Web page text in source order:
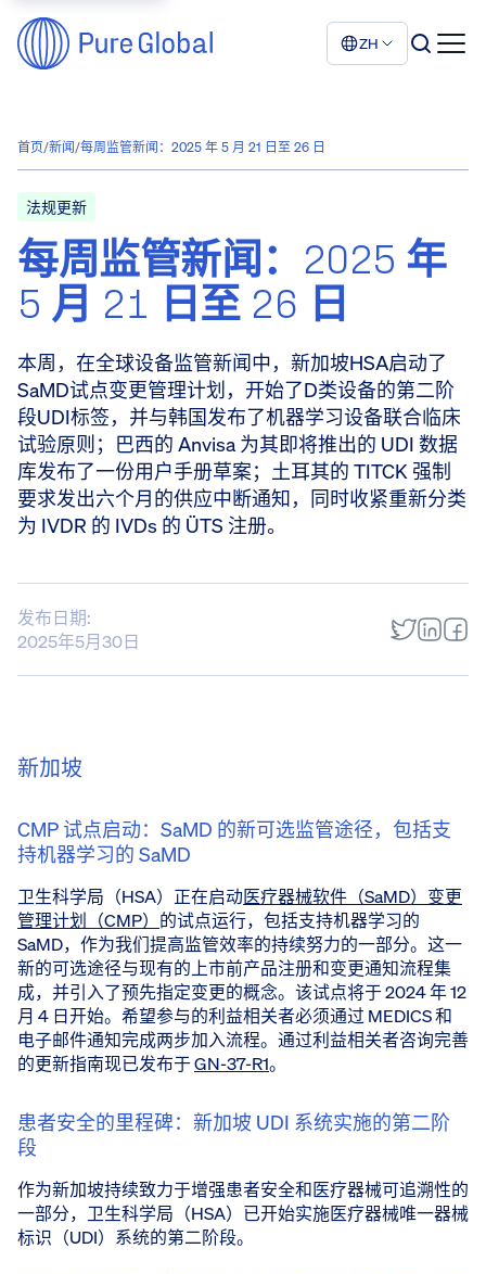
ZH
首页/新闻/每周监管新闻：2025 年 5 月 21 日至 26 日
法规更新
每周监管新闻：2025 年
5 月 21 日至 26 日
本周，在全球设备监管新闻中，新加坡HSA启动了
SaMD试点变更管理计划，开始了D类设备的第二阶
段UDI标签，并与韩国发布了机器学习设备联合临床
试验原则；巴西的 Anvisa 为其即将推出的 UDI 数据
库发布了一份用户手册草案；土耳其的 TITCK 强制
要求发出六个月的供应中断通知，同时收紧重新分类
为 IVDR 的 IVDs 的 ÜTS 注册。
发布日期:
2025年5月30日
新加坡
CMP 试点启动：SaMD 的新可选监管途径，包括支
持机器学习的 SaMD
卫生科学局（HSA）正在启动医疗器械软件（SaMD）变更
管理计划（CMP） 的试点运行，包括支持机器学习的
SaMD，作为我们提高监管效率的持续努力的一部分。这一
新的可选途径与现有的上市前产品注册和变更通知流程集
成，并引入了预先指定变更的概念。该试点将于 2024 年 12
月 4 日开始。希望参与的利益相关者必须通过 MEDICS 和
电子邮件通知完成两步加入流程。通过利益相关者咨询完善
的更新指南现已发布于GN-37-R1。
患者安全的里程碑：新加坡 UDI 系统实施的第二阶
段
作为新加坡持续致力于增强患者安全和医疗器械可追溯性的
一部分，卫生科学局（HSA）已开始实施医疗器械唯一器械
标识（UDI）系统的第二阶段。